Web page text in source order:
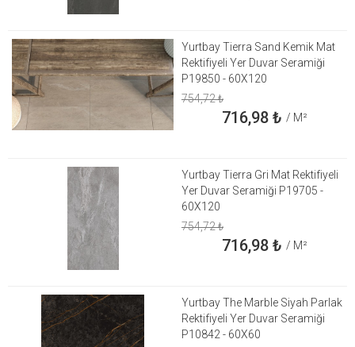
Yurtbay Tierra Sand Kemik Mat
Rektifiyeli Yer Duvar Seramiği
P19850 - 60X120
754,72₺
716,98₺ / M²
Yurtbay Tierra Gri Mat Rektifiyeli
Yer Duvar Seramiği P19705 -
60X120
754,72₺
716,98₺ / M²
Yurtbay The Marble Siyah Parlak
Rektifiyeli Yer Duvar Seramiği
P10842 - 60X60